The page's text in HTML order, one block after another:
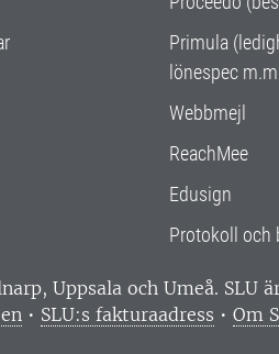
Primula
lönespec
Webbmejl
ReachMee
Edusign
Protokoll och
Uppsala och Umeå. SLU
• SLU:s fakturaadress • Om